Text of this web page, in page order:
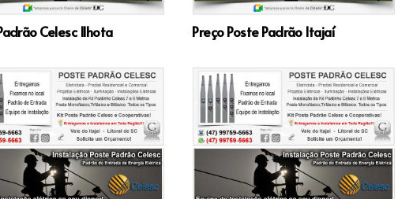
Celesc Ilhota Preço Poste Padrão Itajaí